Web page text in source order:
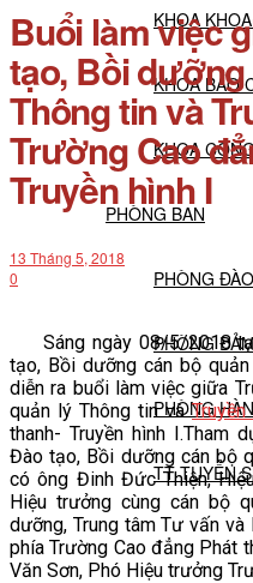
KHOA
KHOA BÁO
KHOA
PHÒNG BAN
PHÒNG
PHÒNG
PHÒNG
TT TUYỂN
NGHIÊN CỨU KHOA HỌC
Buổi làm việc
tạo, Bồi
Thông tin và
Trường Cao
Truyền hình I
13 Tháng 5, 2018
0
Sáng ngày 08/5/2018
tạo, Bồi dưỡng cán bộ
diễn ra buổi làm việc giữa
quản lý Thông tin và
thanh- Truyền hình I.Tham
Đào tạo, Bồi dưỡng cán bộ
có ông Đinh Đức Thiện,
Hiệu trưởng cùng cán bộ
dưỡng, Trung tâm Tư vấn và
phía Trường Cao đẳng Phát
Văn Sơn, Phó Hiệu trưởng